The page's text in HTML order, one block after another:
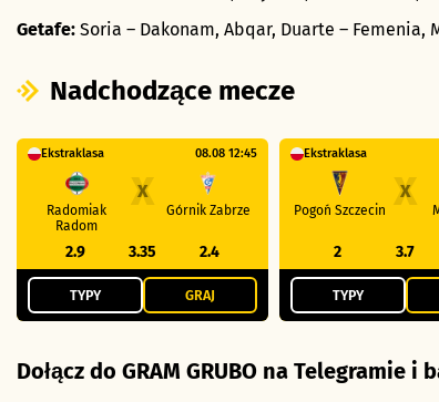
Getafe: Soria – Dakonam, Abqar, Duarte –
Nadchodzące mecze
Ekstraklasa 08.08 12:45
Radomiak
Radom
X
Górnik Zabrze
2.9 3.35 2.4
TYPY GRAJ
Ekstraklasa
Pogoń Szczecin
X
2 3.7
TYPY
Dołącz do GRAM GRUBO na Telegramie i